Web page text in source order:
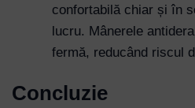
confortabilă chiar și în
lucru. Mânerele
fermă, reducând riscul
Concluzie